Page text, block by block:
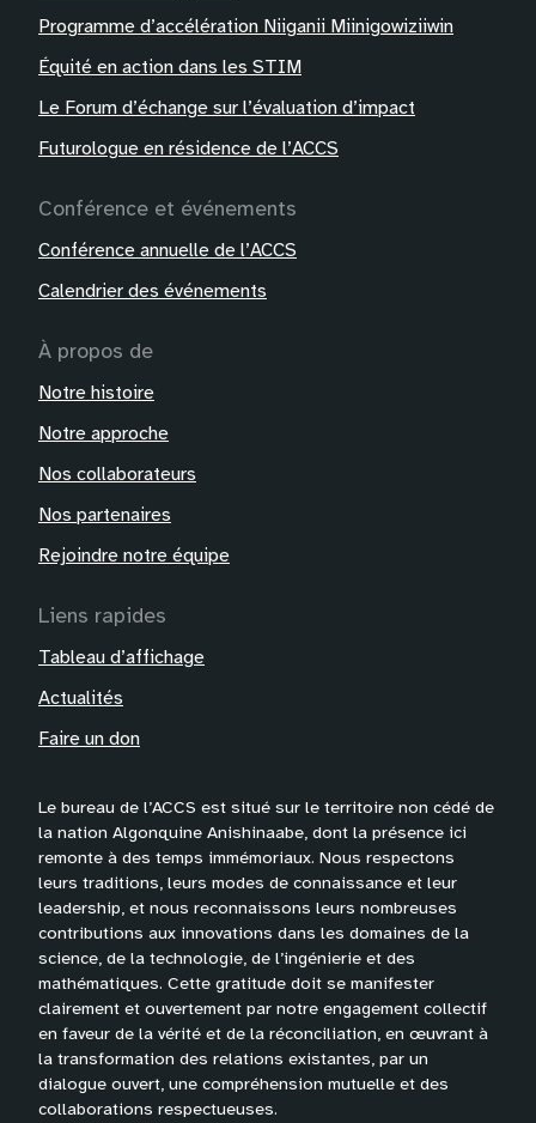
Programme d’accélération Niiganii Miinigowiziiwin
Équité en action dans les STIM
Le Forum d’échange sur l’évaluation d’impact
Futurologue en résidence de l’ACCS
Conférence et événements
Conférence annuelle de l’ACCS
Calendrier des événements
À propos de
Notre histoire
Notre approche
Nos collaborateurs
Nos partenaires
Rejoindre notre équipe
Liens rapides
Tableau d’affichage
Actualités
Faire un don
Le bureau de l’ACCS est situé sur le territoire non cédé de
la nation Algonquine Anishinaabe, dont la présence ici
remonte à des temps immémoriaux. Nous respectons
leurs traditions, leurs modes de connaissance et leur
leadership, et nous reconnaissons leurs nombreuses
contributions aux innovations dans les domaines de la
science, de la technologie, de l’ingénierie et des
mathématiques. Cette gratitude doit se manifester
clairement et ouvertement par notre engagement collectif
en faveur de la vérité et de la réconciliation, en œuvrant à
la transformation des relations existantes, par un
dialogue ouvert, une compréhension mutuelle et des
collaborations respectueuses.